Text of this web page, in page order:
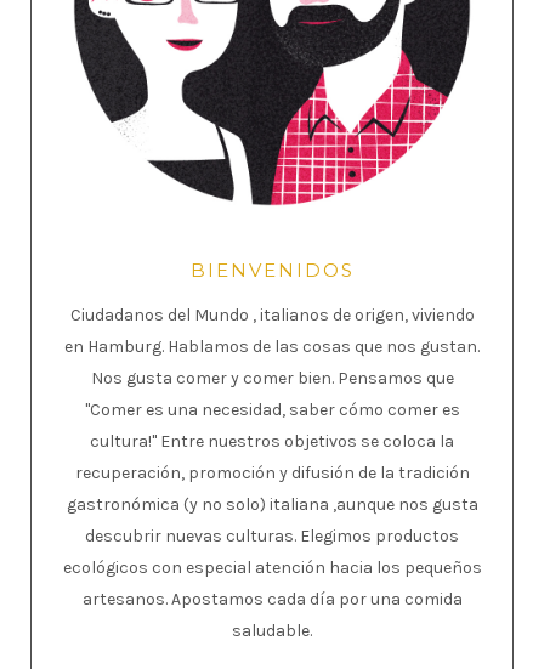
BIENVENIDOS
Ciudadanos del Mundo , italianos de origen, viviendo
en Hamburg. Hablamos de las cosas que nos gustan.
Nos gusta comer y comer bien. Pensamos que
"Comer es una necesidad, saber cómo comer es
cultura!" Entre nuestros objetivos se coloca la
recuperación, promoción y difusión de la tradición
gastronómica (y no solo) italiana ,aunque nos gusta
descubrir nuevas culturas. Elegimos productos
ecológicos con especial atención hacia los pequeños
artesanos. Apostamos cada día por una comida
saludable.